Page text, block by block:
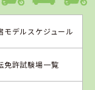
モデルスケジュール
免許試験場一覧